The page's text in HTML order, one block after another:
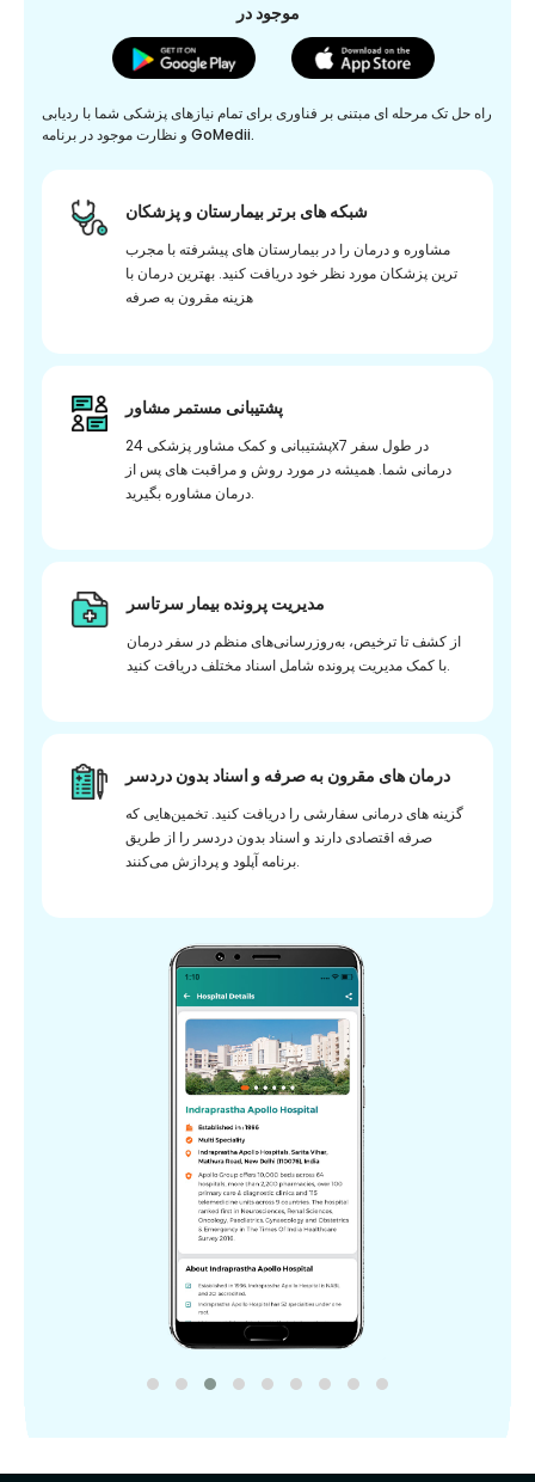
موجود در
راه حل تک مرحله ای مبتنی بر فناوری برای تمام نیازهای پزشکی شما با ردیابی
و نظارت موجود در برنامه GoMedii.
شبکه های برتر بیمارستان و پزشکان
مشاوره و درمان را در بیمارستان های پیشرفته با مجرب
ترین پزشکان مورد نظر خود دریافت کنید. بهترین درمان با
هزینه مقرون به صرفه
پشتیبانی مستمر مشاور
پشتیبانی و کمک مشاور پزشکی 24x7 در طول سفر
درمانی شما. همیشه در مورد روش و مراقبت های پس از
درمان مشاوره بگیرید.
مدیریت پرونده بیمار سرتاسر
از کشف تا ترخیص، به‌روزرسانی‌های منظم در سفر درمان
با کمک مدیریت پرونده شامل اسناد مختلف دریافت کنید.
درمان های مقرون به صرفه و اسناد بدون دردسر
گزینه های درمانی سفارشی را دریافت کنید. تخمین‌هایی که
صرفه اقتصادی دارند و اسناد بدون دردسر را از طریق
برنامه آپلود و پردازش می‌کنند.